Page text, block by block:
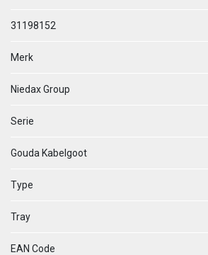
31198152
Merk
Niedax Group
Serie
Gouda Kabelgoot
Type
Tray
EAN Code